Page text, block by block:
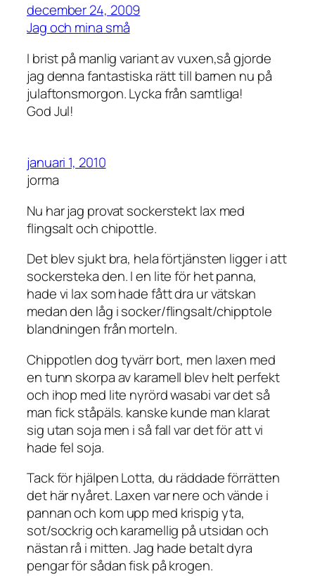
december 24, 2009
Jag och mina små
I brist på manlig variant av vuxen,så gjorde
jag denna fantastiska rätt till barnen nu på
julaftonsmorgon. Lycka från samtliga!
God Jul!
januari 1, 2010
jorma
Nu har jag provat sockerstekt lax med
flingsalt och chipottle.
Det blev sjukt bra, hela förtjänsten ligger i att
sockersteka den. I en lite för het panna,
hade vi lax som hade fått dra ur vätskan
medan den låg i socker/flingsalt/chipptole
blandningen från morteln.
Chippotlen dog tyvärr bort, men laxen med
en tunn skorpa av karamell blev helt perfekt
och ihop med lite nyrörd wasabi var det så
man fick ståpäls. kanske kunde man klarat
sig utan soja men i så fall var det för att vi
hade fel soja.
Tack för hjälpen Lotta, du räddade förrätten
det här nyåret. Laxen var nere och vände i
pannan och kom upp med krispig yta,
sot/sockrig och karamellig på utsidan och
nästan rå i mitten. Jag hade betalt dyra
pengar för sådan fisk på krogen.